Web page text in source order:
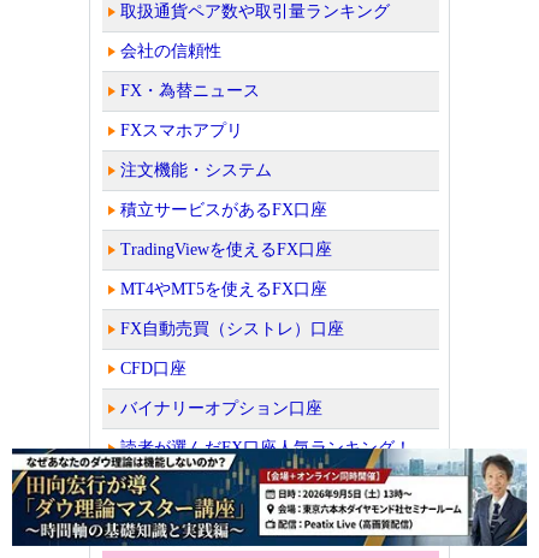
取扱通貨ペア数や取引量ランキング
会社の信頼性
FX・為替ニュース
FXスマホアプリ
注文機能・システム
積立サービスがあるFX口座
TradingViewを使えるFX口座
MT4やMT5を使えるFX口座
FX自動売買（シストレ）口座
CFD口座
バイナリーオプション口座
読者が選んだFX口座人気ランキング！
ビットコイン取引所・販売所を比較